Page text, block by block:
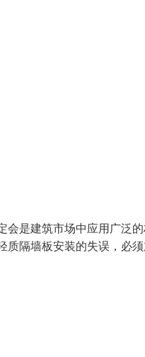
是建筑市场中应用广泛
隔墙板安装的失误，必